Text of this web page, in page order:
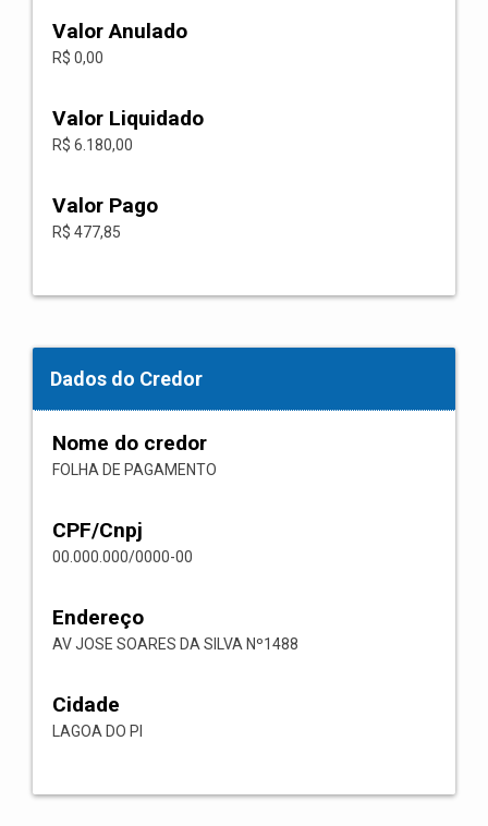
Valor Anulado
R$ 0,00
Valor Liquidado
R$ 6.180,00
Valor Pago
R$ 477,85
Dados do Credor
Nome do credor
FOLHA DE PAGAMENTO
CPF/Cnpj
00.000.000/0000-00
Endereço
AV JOSE SOARES DA SILVA Nº1488
Cidade
LAGOA DO PI